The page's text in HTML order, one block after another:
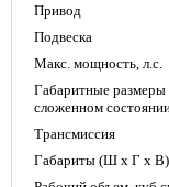
Привод
Подвеска
Макс. мощность, л.с.
Габаритные размеры
cложенном
Трансмиссия
Габариты (Ш х Г х